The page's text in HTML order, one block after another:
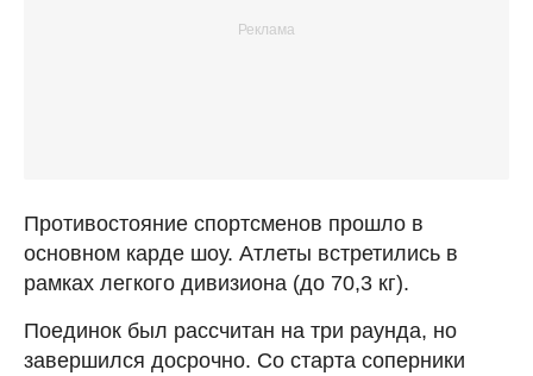
Противостояние спортсменов прошло в
основном карде шоу. Атлеты встретились в
рамках легкого дивизиона (до 70,3 кг).
Поединок был рассчитан на три раунда, но
завершился досрочно. Со старта соперники